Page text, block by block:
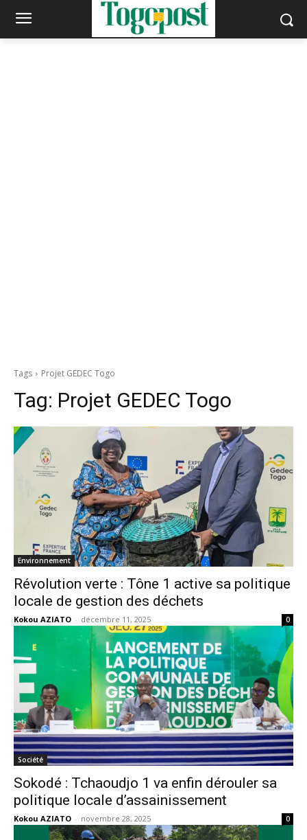
Tags Projet GEDEC Togo
Tag: Projet GEDEC Togo
Environnement
Révolution verte : Tône 1 active sa politique
locale de gestion des déchets
Kokou AZIATO - décembre 11, 2025 0
Société
Sokodé : Tchaoudjo 1 va enfin dérouler sa
politique locale d’assainissement
Kokou AZIATO - novembre 28, 2025 0